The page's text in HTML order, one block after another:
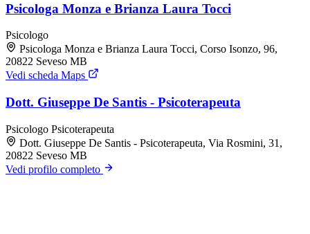
Psicologa Monza e Brianza Laura Tocci
Psicologo
Psicologa Monza e Brianza Laura Tocci, Corso Isonzo, 96,
20822 Seveso MB
Vedi scheda Maps
Dott. Giuseppe De Santis - Psicoterapeuta
Psicologo Psicoterapeuta
Dott. Giuseppe De Santis - Psicoterapeuta, Via Rosmini, 31,
20822 Seveso MB
Vedi profilo completo